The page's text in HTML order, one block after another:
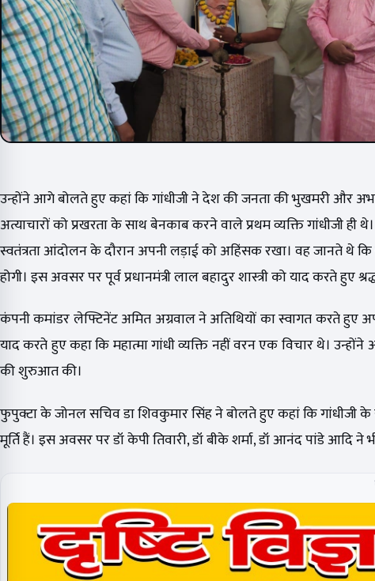
उन्होंने आगे बोलते हुए कहां कि गांधीजी ने देश की जनता की भुखमरी और
अत्याचारों को प्रखरता के साथ बेनकाब करने वाले प्रथम व्यक्ति गांधीजी ही
स्वतंत्रता आंदोलन के दौरान अपनी लड़ाई को अहिंसक रखा। वह जानते थे
होगी। इस अवसर पर पूर्व प्रधानमंत्री लाल बहादुर शास्त्री को याद करते हुए
कंपनी कमांडर लेफ्टिनेंट अमित अग्रवाल ने अतिथियों का स्वागत करते हुए
याद करते हुए कहा कि महात्मा गांधी व्यक्ति नहीं वरन एक विचार थे।
की शुरुआत की।
फुपुक्टा के जोनल सचिव डा शिवकुमार सिंह ने बोलते हुए कहां कि गांधीजी के
मूर्ति हैं। इस अवसर पर डॉ केपी तिवारी, डॉ बीके शर्मा, डॉ आनंद पांडे आदि ने